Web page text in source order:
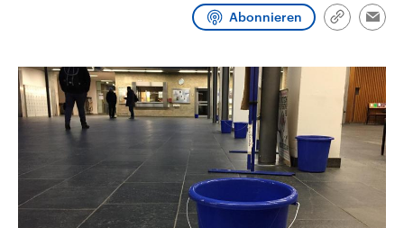
und Kandidaten der anstehenden Abonnieren
Link